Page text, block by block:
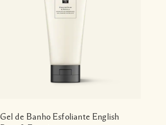
Gel de Banho Esfoliante English